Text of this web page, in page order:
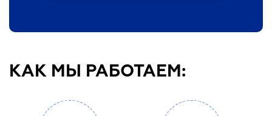
КАК МЫ РАБОТАЕМ: